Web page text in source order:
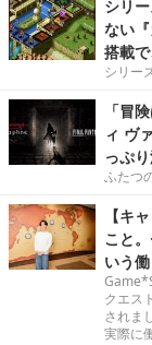
シリ
ない
搭載
シリー
「冒
ィ ヴ
っぷ
ふたつ
【キ
こと
いう
クエス
されま
実際に